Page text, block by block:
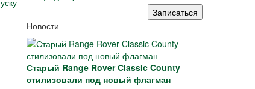
Новости
Старый Range Rover Classic County
стилизовали под новый флагман